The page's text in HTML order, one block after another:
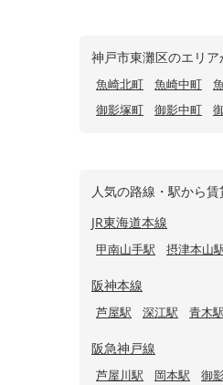
神戸市東灘区のエリ
魚崎北町 魚崎中町
御影塚町
御影中町
人気の路線・駅から
JR東海道本線
甲南山手駅 摂津本山
阪神本線
芦屋駅 深江駅 青木駅
阪急神戸線
芦屋川駅 岡本駅 御